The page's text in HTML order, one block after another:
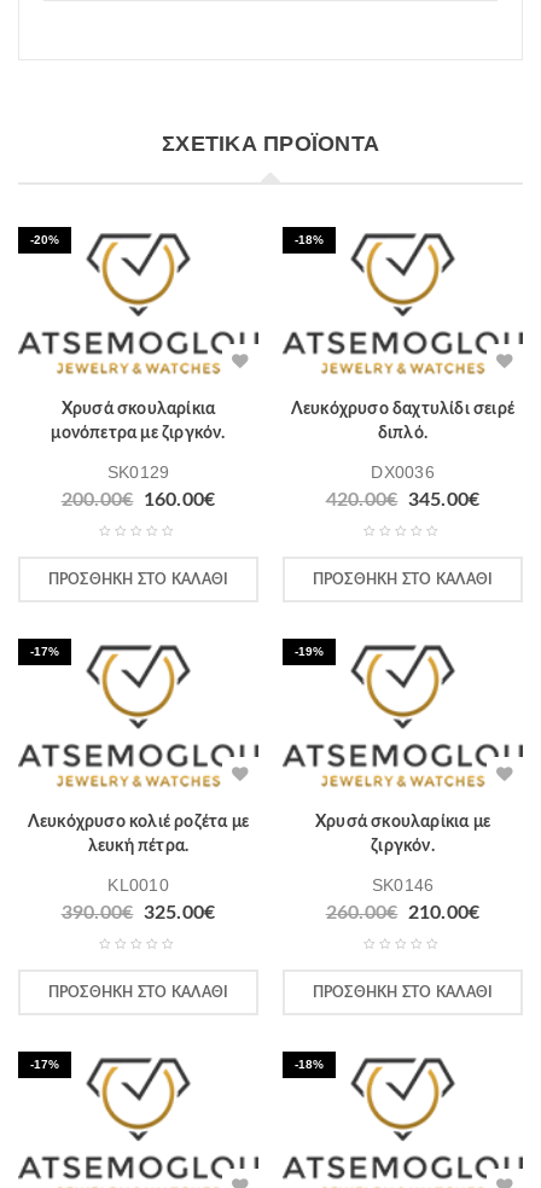
ΣΧΕΤΙΚΆ ΠΡΟΪΌΝΤΑ
-20%
Χρυσά σκουλαρίκια
μονόπετρα με ζιργκόν.
SK0129
200.00€ 160.00€
ΠΡΟΣΘΉΚΗ ΣΤΟ ΚΑΛΆΘΙ
-18%
Λευκόχρυσο δαχτυλίδι σειρέ
διπλό.
DX0036
420.00€ 345.00€
ΠΡΟΣΘΉΚΗ ΣΤΟ ΚΑΛΆΘΙ
-17%
Λευκόχρυσο κολιέ ροζέτα με
λευκή πέτρα.
KL0010
390.00€ 325.00€
ΠΡΟΣΘΉΚΗ ΣΤΟ ΚΑΛΆΘΙ
-19%
Χρυσά σκουλαρίκια με
ζιργκόν.
SK0146
260.00€ 210.00€
ΠΡΟΣΘΉΚΗ ΣΤΟ ΚΑΛΆΘΙ
-17% -18%